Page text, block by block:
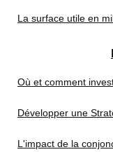
La surface utile en
Où et comment
Développer une
L'impact de la